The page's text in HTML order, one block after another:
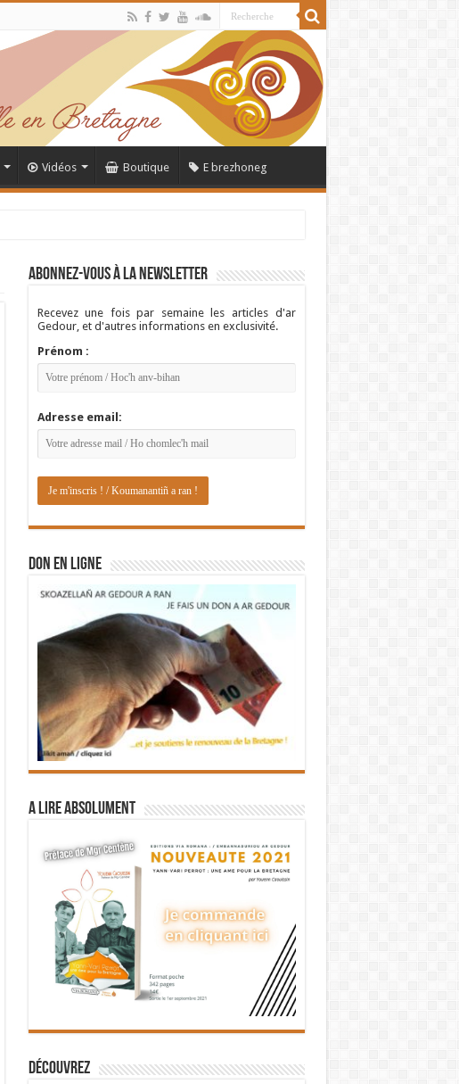
Vidéos Boutique E brezhoneg
Abonnez-vous à la newsletter
Recevez une fois par semaine les articles d'ar
Gedour, et d'autres informations en exclusivité.
Prénom :
Adresse email:
DON EN LIGNE
A lire absolument
Découvrez